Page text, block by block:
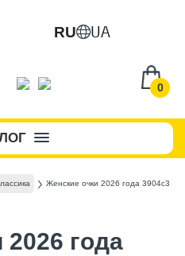
RU UA
0
Женские очки 2026 года 3904c3
года